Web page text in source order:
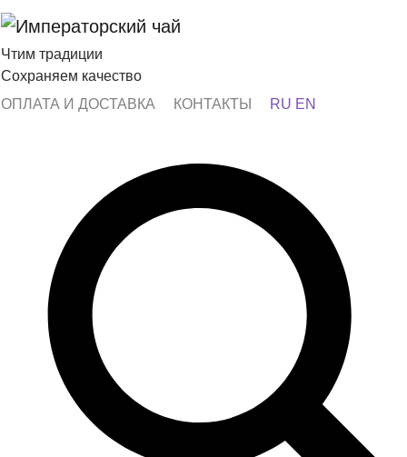
Чтим традиции
Сохраняем качество
ОПЛАТА И ДОСТАВКА
КОНТАКТЫ RU EN